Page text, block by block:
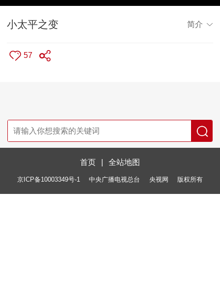
小太平之变 简介
57
首页 全站地图
京ICP备10003349号-1 中央广播电视总台 央视网 版权所有